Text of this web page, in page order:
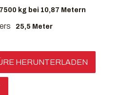
kg bei 10,87 Metern
25,5 Meter
HERUNTERLADEN